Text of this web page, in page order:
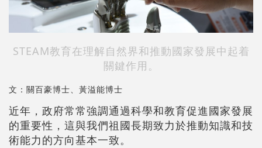
STEAM教育在理解自然界和推動國家發展中起着
關鍵作用。
文：關百豪博士、黃溢能博士
近年，政府常常強調通過科學和教育促進國家發展
的重要性，這與我們祖國長期致力於推動知識和技
術能力的方向基本一致。